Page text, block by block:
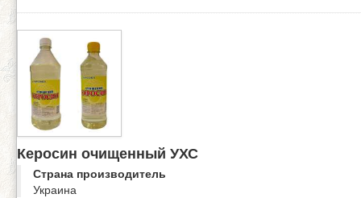
Керосин очищенный УХС
Страна производитель
Украина